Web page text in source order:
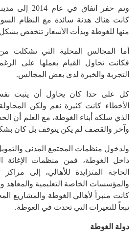
وتم حفر انفاق
كانت هناك هدنة سائدة مع النظام
منها للغوطة وبدأت الأسعار تنخفض
أما المجالس المحلية التي تشكلت
فكانت تحاول القيام بعملها على
التجربة والخبرة لدى بعض المجالس.
كل على حدا كان يحاول أن يثبت
الأخطاء كانت كثيرة نعم ولكن
الذي سلكه أبناء الغوطة، مع العلم أن
وآخر والقصف لم يكن يتوقف بل كان
ولدخول منظمات المجتمع المدني
داخل الغوطة، فمن منظمات الإغاثة
الحاجة المتزايدة للأهالي، إلى
والمؤسسات الخاصة التعليمية والمعاهد
كانت منبراً لأهالي الغوطة والمشاريع
تبعاً للتغيرات التي تحدث في الغوطة.
دولة الغوطة